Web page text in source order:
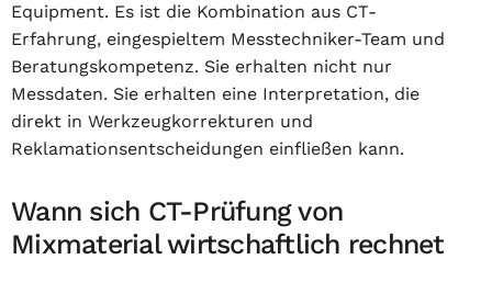
Equipment. Es ist die Kombination aus CT-
Erfahrung, eingespieltem Messtechniker-Team und
Beratungskompetenz. Sie erhalten nicht nur
Messdaten. Sie erhalten eine Interpretation, die
direkt in Werkzeugkorrekturen und
Reklamationsentscheidungen einfließen kann.
Wann sich CT-Prüfung von
Mixmaterial wirtschaftlich rechnet